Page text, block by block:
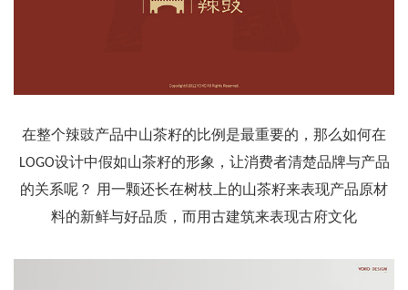
在整个辣豉产品中山茶籽的比例是最重要的，那么如何在
LOGO设计中假如山茶籽的形象，让消费者清楚品牌与产品
的关系呢？ 用一颗还长在树枝上的山茶籽来表现产品原材
料的新鲜与好品质，而用古建筑来表现古府文化